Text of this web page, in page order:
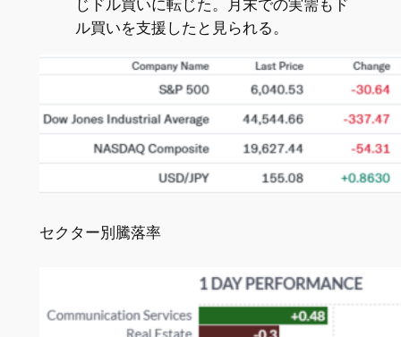
じドル買いに転じた。月末での実需もド
ル買いを支援したと見られる。
セクター別騰落率